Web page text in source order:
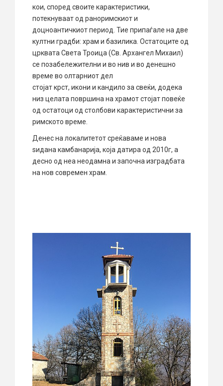
кои, според своите карактеристики,
потекнуваат од раноримскиот и
доцноантичкиот период. Тие припаѓале на две
култни градби: храм и базилика. Остатоците од
црквата Света Троица (Св. Архангел Михаил)
се позабележителни и во нив и во денешно
време во олтарниот дел
стојат крст, икони и кандило за свеќи, додека
низ целата површина на храмот стојат повеќе
од остатоци од столбови карактеристични за
римското време.
Денес на локалитетот среќаваме и нова
ѕидана камбанарија, која датира од 2010г, а
десно од неа неодамна и започна изградбата
на нов современ храм.